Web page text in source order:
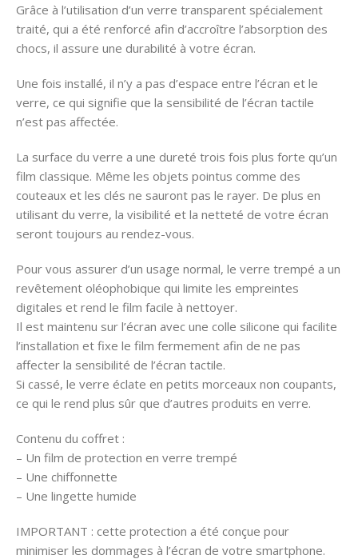
Grâce à l’utilisation d’un verre transparent spécialement
traité, qui a été renforcé afin d’accroître l’absorption des
chocs, il assure une durabilité à votre écran.
Une fois installé, il n’y a pas d’espace entre l’écran et le
verre, ce qui signifie que la sensibilité de l’écran tactile
n’est pas affectée.
La surface du verre a une dureté trois fois plus forte qu’un
film classique. Même les objets pointus comme des
couteaux et les clés ne sauront pas le rayer. De plus en
utilisant du verre, la visibilité et la netteté de votre écran
seront toujours au rendez-vous.
Pour vous assurer d’un usage normal, le verre trempé a un
revêtement oléophobique qui limite les empreintes
digitales et rend le film facile à nettoyer.
Il est maintenu sur l’écran avec une colle silicone qui facilite
l’installation et fixe le film fermement afin de ne pas
affecter la sensibilité de l’écran tactile.
Si cassé, le verre éclate en petits morceaux non coupants,
ce qui le rend plus sûr que d’autres produits en verre.
Contenu du coffret :
– Un film de protection en verre trempé
– Une chiffonnette
– Une lingette humide
IMPORTANT : cette protection a été conçue pour
minimiser les dommages à l’écran de votre smartphone.